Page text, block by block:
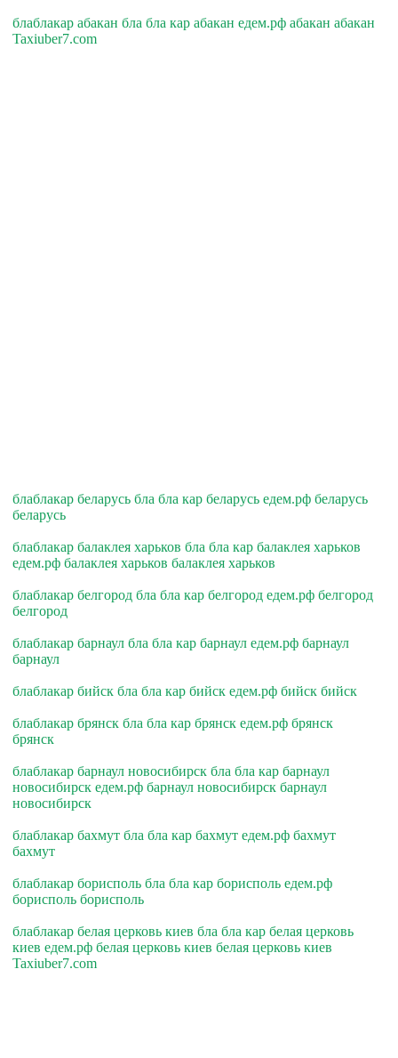
блаблакар абакан бла бла кар абакан едем.рф абакан абакан
Taxiuber7.com
блаблакар беларусь бла бла кар беларусь едем.рф беларусь
беларусь
блаблакар балаклея харьков бла бла кар балаклея харьков
едем.рф балаклея харьков балаклея харьков
блаблакар белгород бла бла кар белгород едем.рф белгород
белгород
блаблакар барнаул бла бла кар барнаул едем.рф барнаул
барнаул
блаблакар бийск бла бла кар бийск едем.рф бийск бийск
блаблакар брянск бла бла кар брянск едем.рф брянск
брянск
блаблакар барнаул новосибирск бла бла кар барнаул
новосибирск едем.рф барнаул новосибирск барнаул
новосибирск
блаблакар бахмут бла бла кар бахмут едем.рф бахмут
бахмут
блаблакар борисполь бла бла кар борисполь едем.рф
борисполь борисполь
блаблакар белая церковь киев бла бла кар белая церковь
киев едем.рф белая церковь киев белая церковь киев
Taxiuber7.com